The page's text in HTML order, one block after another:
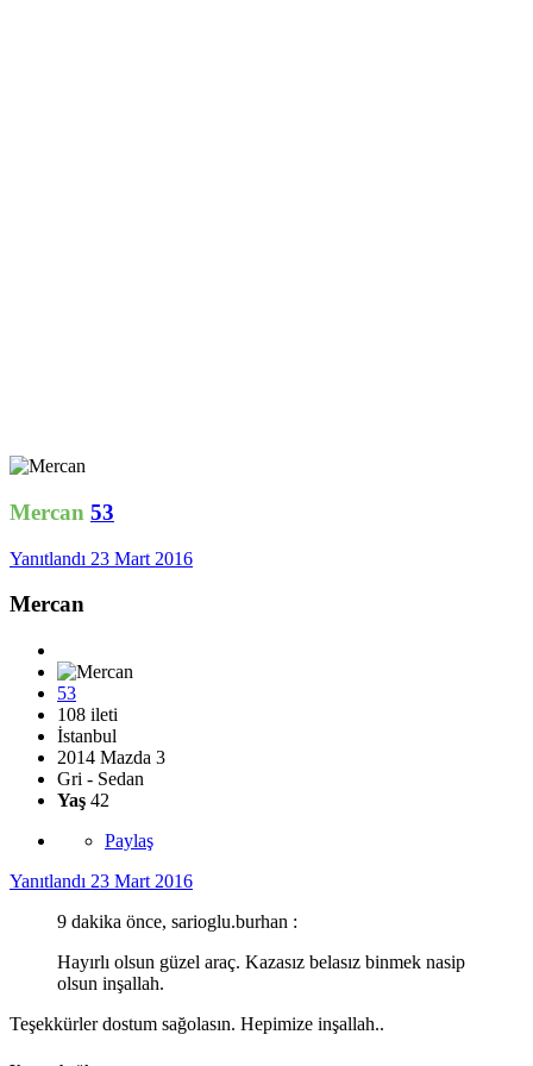
Mercan 53
Yanıtlandı 23 Mart 2016
Mercan
53
108 ileti
İstanbul
2014 Mazda 3
Gri - Sedan
Yaş 42
Paylaş
Yanıtlandı 23 Mart 2016
9 dakika önce, sarioglu.burhan :
Hayırlı olsun güzel araç. Kazasız belasız binmek nasip
olsun inşallah.
Teşekkürler dostum sağolasın. Hepimize inşallah..